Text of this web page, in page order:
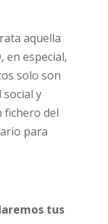
aquella
en especial,
solo son
y
fichero del
para
tus